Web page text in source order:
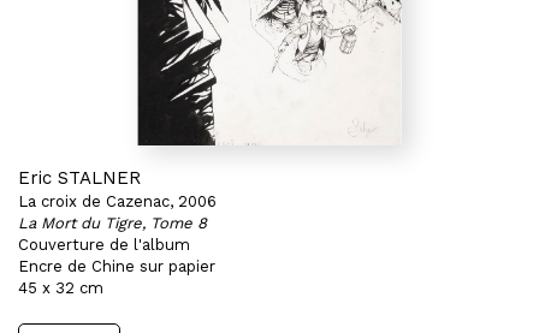
Eric STALNER
La croix de Cazenac, 2006
La Mort du Tigre, Tome 8
Couverture de l'album
Encre de Chine sur papier
45 x 32 cm